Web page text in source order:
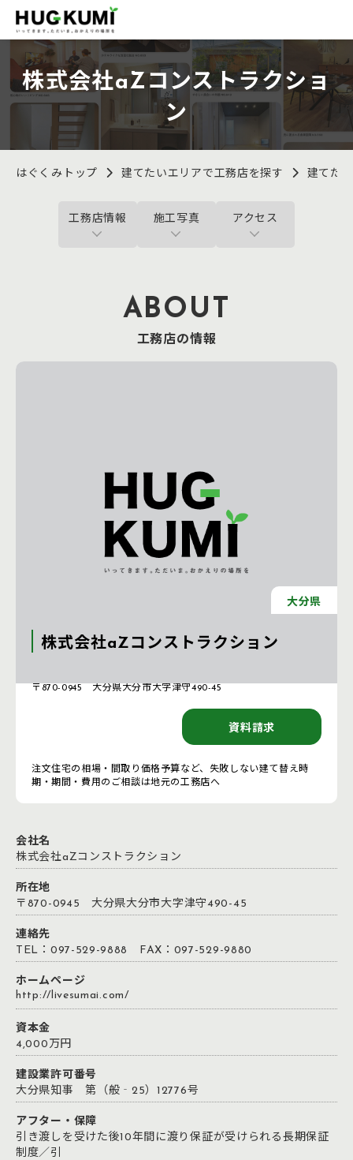
株式会社aZコンストラクショ
ン
はぐくみトップ 建てたいエリアで工務店を探す 建てた
工務店情報 施工写真 アクセス
ABOUT
工務店の情報
大分県
株式会社aZコンストラクション
〒870-0945 大分県大分市大字津守490-45
資料請求
注文住宅の相場・間取り価格予算など、失敗しない建て替え時
期・期間・費用のご相談は地元の工務店へ
会社名
株式会社aZコンストラクション
所在地
〒870-0945 大分県大分市大字津守490-45
連絡先
TEL：097-529-9888 FAX：097-529-9880
ホームページ
http://livesumai.com/
資本金
4,000万円
建設業許可番号
大分県知事 第（般‐25）12776号
アフター・保障
引き渡しを受けた後10年間に渡り保証が受けられる長期保証
制度／引